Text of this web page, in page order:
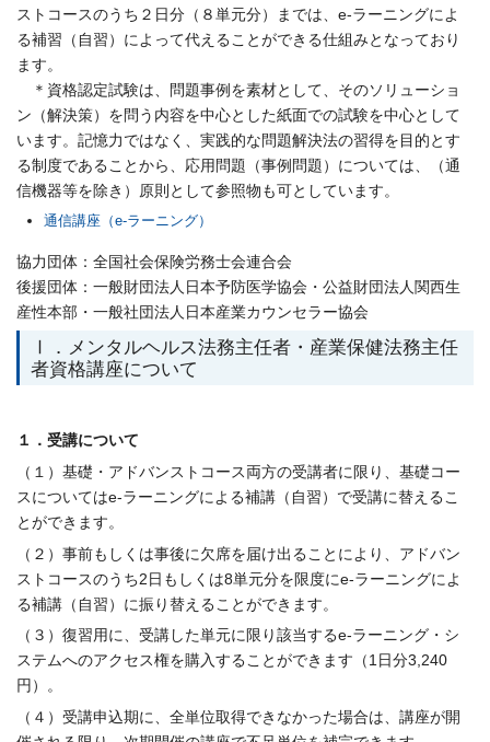
ストコースのうち２日分（８単元分）までは、e-ラーニングによ
る補習（自習）によって代えることができる仕組みとなっており
ます。
＊資格認定試験は、問題事例を素材として、そのソリューショ
ン（解決策）を問う内容を中心とした紙面での試験を中心として
います。記憶力ではなく、実践的な問題解決法の習得を目的とす
る制度であることから、応用問題（事例問題）については、（通
信機器等を除き）原則として参照物も可としています。
通信講座（e-ラーニング）
協力団体：全国社会保険労務士会連合会
後援団体：一般財団法人日本予防医学協会・公益財団法人関西生
産性本部・一般社団法人日本産業カウンセラー協会
Ⅰ．メンタルヘルス法務主任者・産業保健法務主任
者資格講座について
１．受講について
（１）基礎・アドバンストコース両方の受講者に限り、基礎コー
スについてはe-ラーニングによる補講（自習）で受講に替えるこ
とができます。
（２）事前もしくは事後に欠席を届け出ることにより、アドバン
ストコースのうち2日もしくは8単元分を限度にe-ラーニングによ
る補講（自習）に振り替えることができます。
（３）復習用に、受講した単元に限り該当するe-ラーニング・シ
ステムへのアクセス権を購入することができます（1日分3,240
円）。
（４）受講申込期に、全単位取得できなかった場合は、講座が開